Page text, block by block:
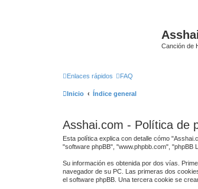
Canción de
Enlaces rápidos FAQ
Inicio Índice general
Asshai.com - Política de
Esta política explica con detalle cómo
"software phpBB", "www.phpbb.com", "phpBB
Su información es obtenida por dos vías.
navegador de su PC. Las primeras dos
el software phpBB. Una tercera cookie se